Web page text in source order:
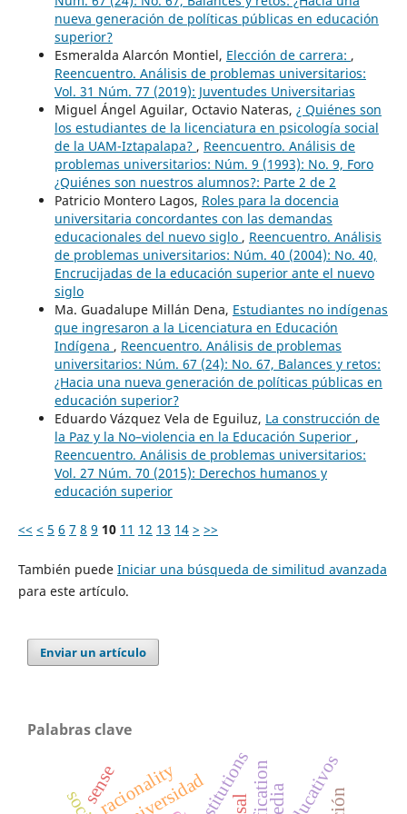
nueva generación de políticas públicas en educación
superior?
Esmeralda Alarcón Montiel, Elección de carrera: ,
Reencuentro. Análisis de problemas universitarios:
Vol. 31 Núm. 77 (2019): Juventudes Universitarias
Miguel Ángel Aguilar, Octavio Nateras, ¿ Quiénes son
los estudiantes de la licenciatura en psicología social
de la UAM-Iztapalapa? , Reencuentro. Análisis de
problemas universitarios: Núm. 9 (1993): No. 9, Foro
¿Quiénes son nuestros alumnos?: Parte 2 de 2
Patricio Montero Lagos, Roles para la docencia
universitaria concordantes con las demandas
educacionales del nuevo siglo , Reencuentro. Análisis
de problemas universitarios: Núm. 40 (2004): No. 40,
Encrucijadas de la educación superior ante el nuevo
siglo
Ma. Guadalupe Millán Dena, Estudiantes no indígenas
que ingresaron a la Licenciatura en Educación
Indígena , Reencuentro. Análisis de problemas
universitarios: Núm. 67 (24): No. 67, Balances y retos:
¿Hacia una nueva generación de políticas públicas en
educación superior?
Eduardo Vázquez Vela de Eguiluz, La construcción de
la Paz y la No–violencia en la Educación Superior ,
Reencuentro. Análisis de problemas universitarios:
Vol. 27 Núm. 70 (2015): Derechos humanos y
educación superior
<< < 5 6 7 8 9 10 11 12 13 14 > >>
También puede Iniciar una búsqueda de similitud avanzada
para este artículo.
Enviar un artículo
Palabras clave
universidad
racionality institutions
sense